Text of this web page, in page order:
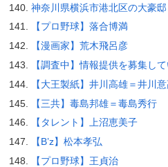
神奈川県横浜市港北区の大豪邸
【プロ野球】落合博満
【漫画家】荒木飛呂彦
【調査中】情報提供を募集し
【大王製紙】井川高雄＝井川
【三共】毒島邦雄＝毒島秀行
【タレント】上沼恵美子
【B’z】松本孝弘
【プロ野球】王貞治